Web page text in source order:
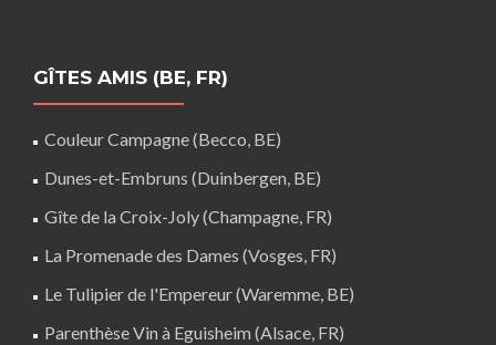
GÎTES AMIS (BE, FR)
Couleur Campagne (Becco, BE)
Dunes-et-Embruns (Duinbergen, BE)
Gîte de la Croix-Joly (Champagne, FR)
La Promenade des Dames (Vosges, FR)
Le Tulipier de l'Empereur (Waremme, BE)
Parenthèse Vin à Eguisheim (Alsace, FR)